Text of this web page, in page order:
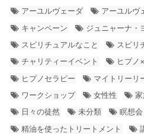
アーユルヴェーダ
アーユルヴ
キャンペーン
ジュニャーナ・
スピリチュアルなこと
スピリ
チャリティーイベント
ヒプノ
ヒプノセラピー
マイトリーリ
ワークショップ
女性性
日々の徒然
未分類 瞑想会
精油を使ったトリートメント